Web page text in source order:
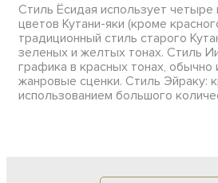
Стиль Ёсидая использует четыре
цветов Кутани-яки (кроме
традиционный стиль старого
зеленых и желтых тонах. Стиль
графика в красных тонах,
жанровые сценки. Стиль Эйраку:
использованием большого